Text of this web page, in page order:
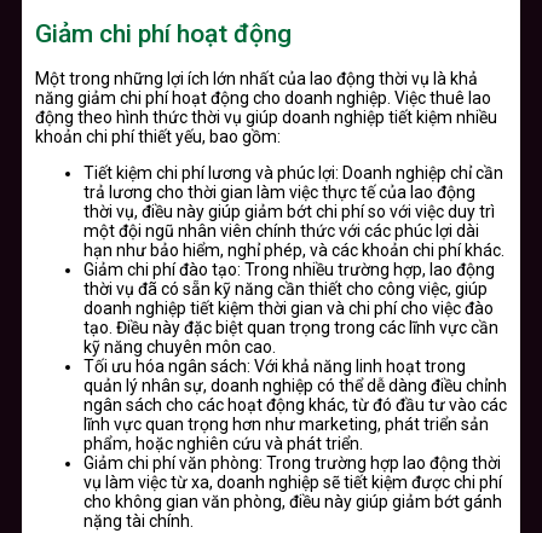
Giảm chi phí hoạt động
Một trong những lợi ích lớn nhất của lao động thời vụ là khả
năng giảm chi phí hoạt động cho doanh nghiệp. Việc thuê lao
động theo hình thức thời vụ giúp doanh nghiệp tiết kiệm nhiều
khoản chi phí thiết yếu, bao gồm:
Tiết kiệm chi phí lương và phúc lợi: Doanh nghiệp chỉ cần
trả lương cho thời gian làm việc thực tế của lao động
thời vụ, điều này giúp giảm bớt chi phí so với việc duy trì
một đội ngũ nhân viên chính thức với các phúc lợi dài
hạn như bảo hiểm, nghỉ phép, và các khoản chi phí khác.
Giảm chi phí đào tạo: Trong nhiều trường hợp, lao động
thời vụ đã có sẵn kỹ năng cần thiết cho công việc, giúp
doanh nghiệp tiết kiệm thời gian và chi phí cho việc đào
tạo. Điều này đặc biệt quan trọng trong các lĩnh vực cần
kỹ năng chuyên môn cao.
Tối ưu hóa ngân sách: Với khả năng linh hoạt trong
quản lý nhân sự, doanh nghiệp có thể dễ dàng điều chỉnh
ngân sách cho các hoạt động khác, từ đó đầu tư vào các
lĩnh vực quan trọng hơn như marketing, phát triển sản
phẩm, hoặc nghiên cứu và phát triển.
Giảm chi phí văn phòng: Trong trường hợp lao động thời
vụ làm việc từ xa, doanh nghiệp sẽ tiết kiệm được chi phí
cho không gian văn phòng, điều này giúp giảm bớt gánh
nặng tài chính.